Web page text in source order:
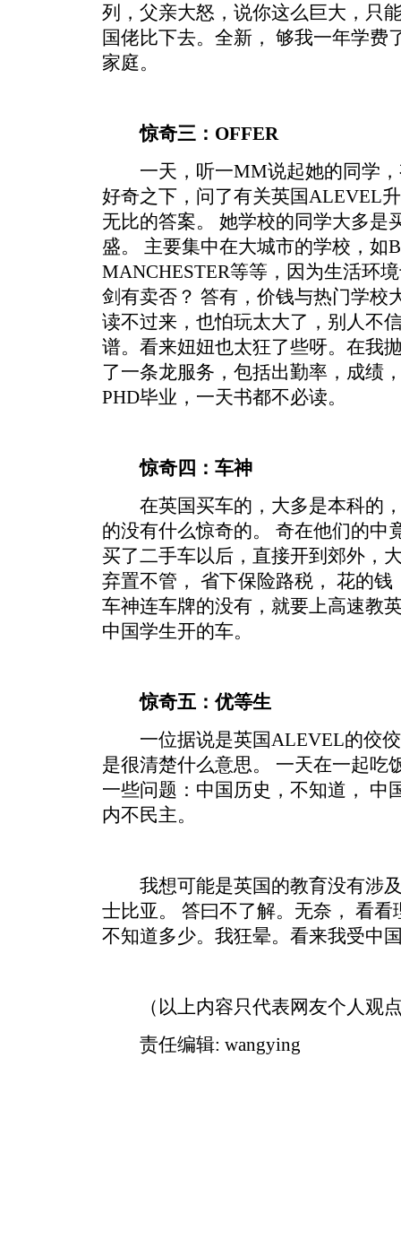
列，父亲大怒，说你这么巨大，只
国佬比下去。全新， 够我一年学费
家庭。
惊奇三：OFFER
一天，听一MM说起她的同学，
好奇之下，问了有关英国ALEVEL
无比的答案。 她学校的同学大多是
盛。 主要集中在大城市的学校，如
MANCHESTER等等，因为生活环
剑有卖否？ 答有，价钱与热门学校
读不过来，也怕玩太大了，别人不
谱。看来妞妞也太狂了些呀。在我
了一条龙服务，包括出勤率，成绩
PHD毕业，一天书都不必读。
惊奇四：车神
在英国买车的，大多是本科的，
的没有什么惊奇的。 奇在他们的中
买了二手车以后，直接开到郊外，
弃置不管， 省下保险路税， 花的
车神连车牌的没有，就要上高速教
中国学生开的车。
惊奇五：优等生
一位据说是英国ALEVEL的佼佼
是很清楚什么意思。 一天在一起吃
一些问题：中国历史，不知道， 中
内不民主。
我想可能是英国的教育没有涉及
士比亚。 答曰不了解。无奈， 看看
不知道多少。我狂晕。看来我受中
（以上内容只代表网友个人观
责任编辑: wangying